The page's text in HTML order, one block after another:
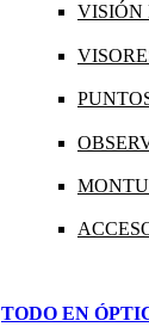
VISIÓN
TODO EN